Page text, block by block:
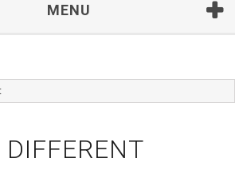
MENU